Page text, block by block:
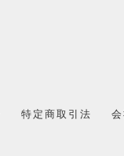
特定商取引法